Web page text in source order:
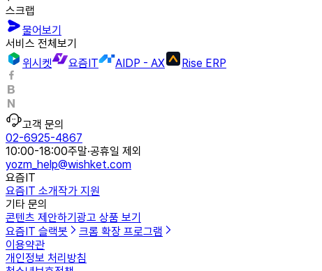
스크랩
물어보기
서비스 전체보기
위시켓
요즘IT AIDP - AX Rise ERP
고객 문의
02-6925-4867
10:00-18:00주말·공휴일 제외
yozm_help@wishket.com
요즘IT
요즘IT 소개작가 지원
기타 문의
콘텐츠 제안하기 광고 상품 보기
요즘IT 슬랙봇
크롬 확장 프로그램
이용약관
개인정보 처리방침